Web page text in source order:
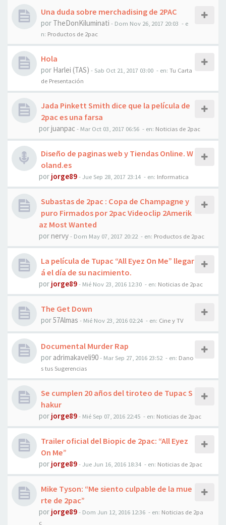
Una duda sobre merchadising de 2PAC
por TheDonKiluminati - Dom Nov 26, 2017 20:03 - e
n: Productos de 2pac
Hola
por Harlei (TAS) - Sab Oct 21, 2017 03:00 - en: Tu Carta
de Presentación
Jada Pinkett Smith dice que la película de
2pac es una farsa
porjuanpac- Mar Oct 03, 2017 06:56 - en: Noticias de 2pac
Diseño de paginas web y Tiendas Online. W
oland.es
por jorge89-Jue Sep 28, 2017 23:14 - en: Informatica
Subastas de 2pac : Copa de Champagne y
puro Firmados por 2pac Videoclip 2Amerik
az Most Wanted
pornervy- Dom May 07, 2017 20:22 - en: Productos de 2pac
La película de Tupac “All Eyez On Me” llegar
á el día de su nacimiento.
por jorge89- Mié Nov 23, 2016 12:30 - en: Noticias de 2pac
The Get Down
por57Almas - Mié Nov 23, 2016 02:24 - en: Cine y TV
Documental Murder Rap
por adrimakaveli90- Mar Sep 27, 2016 23:52 - en: Dano
s tus Sugerencias
Se cumplen 20 años del tiroteo de Tupac S
hakur
por jorge89- Mié Sep 07, 2016 22:45 - en: Noticias de 2pac
Trailer oficial del Biopic de 2pac: “All Eyez
On Me”
por jorge89-Jue Jun 16, 2016 18:34 - en: Noticias de 2pac
Mike Tyson: “Me siento culpable de la mue
rte de 2pac”
por jorge89- Dom Jun 12, 2016 12:36 - en: Noticias de 2pa
c